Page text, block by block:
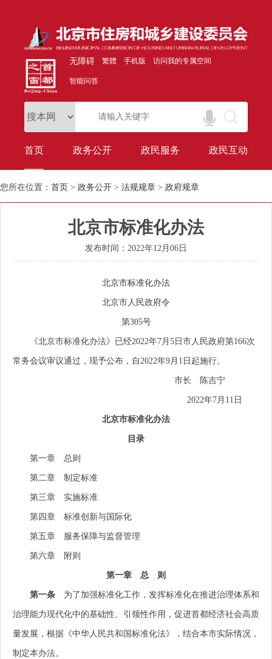
无障碍 繁體 手机版 访问我的专属空间
智能问答
首页 政务公开 政民服务 政民互动
您所在位置： 首页 > 政务公开 > 法规规章 > 政府规章
北京市标准化办法
发布时间：2022年12月06日
北京市标准化办法
北京市人民政府令
第305号
《北京市标准化办法》已经2022年7月5日市人民政府第166次
常务会议审议通过，现予公布，自2022年9月1日起施行。
市长 陈吉宁
2022年7月11日
北京市标准化办法
目录
第一章 总则
第二章 制定标准
第三章 实施标准
第四章 标准创新与国际化
第五章 服务保障与监督管理
第六章 附则
第一章 总 则
第一条 为了加强标准化工作，发挥标准化在推进治理体系和
治理能力现代化中的基础性、引领性作用，促进首都经济社会高质
量发展，根据《中华人民共和国标准化法》，结合本市实际情况，
制定本办法。